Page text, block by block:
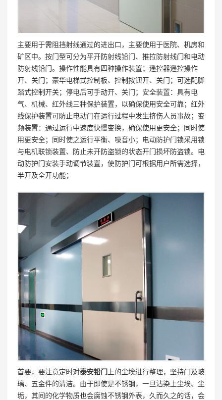
主要用于需阻挡射线通过的进出口，主要使用于医院、机房和
矿区中。按门型可分为平开防射线铅门、推拉防射线门和电动
防射线铅门。操作性能具有四种操作装置；遥控器遥控操作
开、关门；豪华电梯式控制板、控制按钮开、关门；可选配脚
踏式控制开关；停电后可手动开、关门；安全装置：具有电
气、机械、红外线三种保护装置，以确保使用安全可靠；红外
线保护装置可防止电动门在运行过程中发生挤伤人员事故；变
频装置：通过运行中速度快慢变换，确保使用更安全；同时使
用更安全；同时使之运行平衡、噪音小；电动防护门锁采用锁
与电机联锁装置、防止未开防盗锁的状态开门损坏防盗锁。电
动防护门安装手动调节装置，使防护门可根据用户所需选择，
半开及全开功能；
首要，要注意定时对泰安铅门
上的尘埃进行整理，坚持门及玻
璃、五金件的清洁。由于即使是不锈钢，一旦沾染上尘埃、尘
垢，其间的化学物质也会腐蚀不锈钢外表，久而久之的话，会